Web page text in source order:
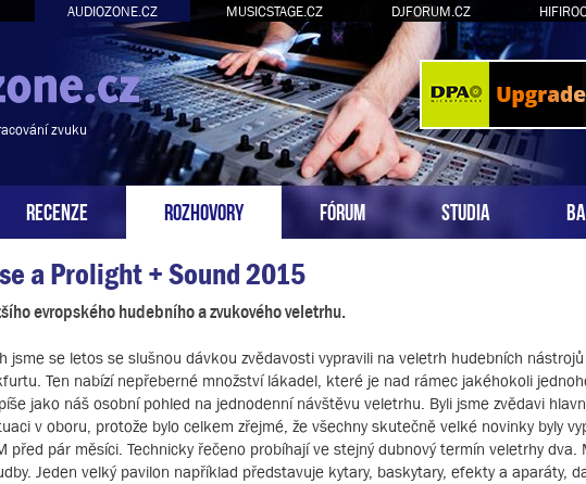
AUDIOZONE.CZ MUSICSTAGE.CZ DJFORUM.CZ
zvuku
RECENZE ROZHOVORY FÓRUM STUDIA
a Prolight + Sound 2015
evropského hudebního a zvukového veletrhu.
jsme se letos se slušnou dávkou zvědavosti vypravili na veletrh hudebních
Ten nabízí nepřeberné množství lákadel, které je nad rámec jakéhokoli
jako náš osobní pohled na jednodenní návštěvu veletrhu. Byli jsme zvědavi
v oboru, protože bylo celkem zřejmé, že všechny skutečně velké novinky byly
před pár měsíci. Technicky řečeno probíhají ve stejný dubnový termín veletrhy dva.
Jeden velký pavilon například představuje kytary, baskytary, efekty a aparáty,